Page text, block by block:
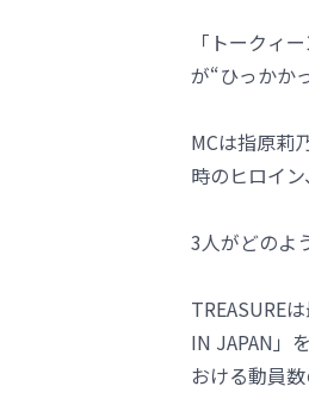
「トークィ
が“ひっかか
MCは指原莉
時のヒロイ
3人がどのよ
TREASURE
IN JAPAN」
おける動員